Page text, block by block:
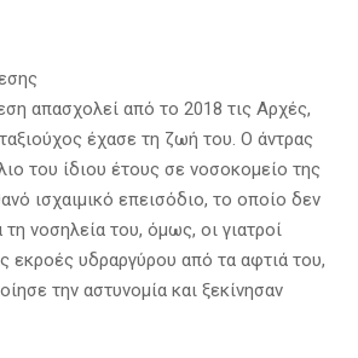
απασχολεί από το 2018 τις Αρχές,
έχασε τη ζωή του. Ο άντρας
του ίδιου έτους σε νοσοκομείο της
ισχαιμικό επεισόδιο, το οποίο δεν
νοσηλεία του, όμως, οι γιατροί
εκροές υδραργύρου από τα αφτιά του,
την αστυνομία και ξεκίνησαν